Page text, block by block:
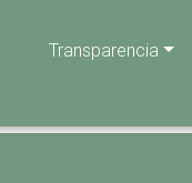
Transparencia